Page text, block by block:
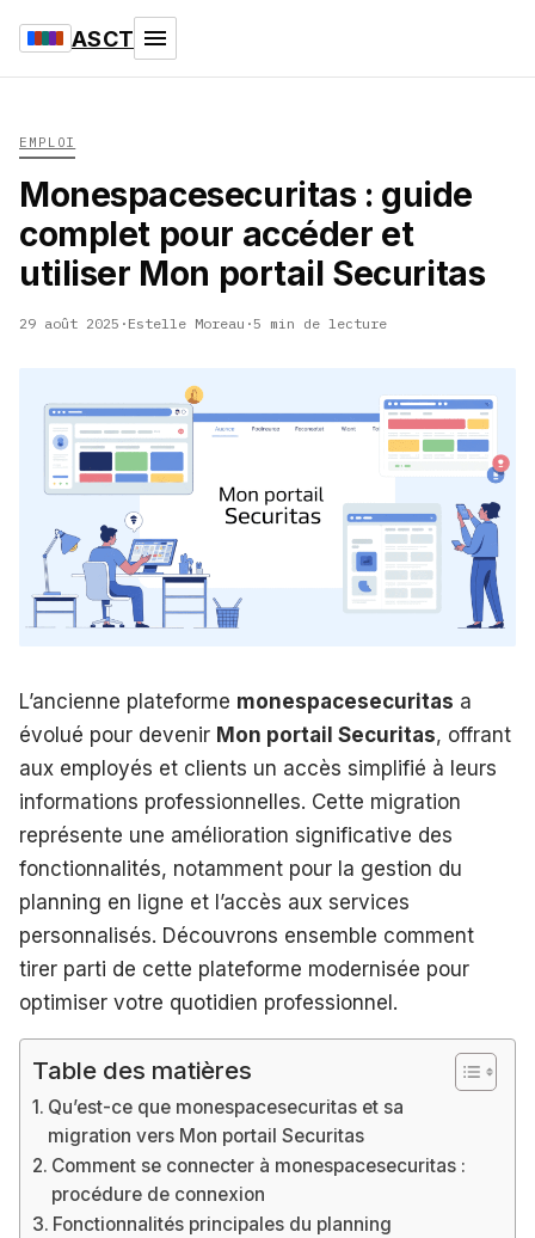
ASCT
EMPLOI
Monespacesecuritas : guide
complet pour accéder et
utiliser Mon portail Securitas
29 août 2025 · Estelle Moreau ·5 min de lecture
L’ancienne plateforme monespacesecuritas a
évolué pour devenir Mon portail Securitas, offrant
aux employés et clients un accès simplifié à leurs
informations professionnelles. Cette migration
représente une amélioration significative des
fonctionnalités, notamment pour la gestion du
planning en ligne et l’accès aux services
personnalisés. Découvrons ensemble comment
tirer parti de cette plateforme modernisée pour
optimiser votre quotidien professionnel.
Table des matières
Qu’est-ce que monespacesecuritas et sa
migration vers Mon portail Securitas
Comment se connecter à monespacesecuritas :
procédure de connexion
Fonctionnalités principales du planning